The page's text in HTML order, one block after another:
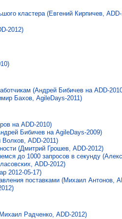
кластера (Евгений Кирпичев,
2012)
(Андрей Бибичев на ADD-
Бахов, AgileDays-2011)
на ADD-2010)
Бибичев на AgileDays-2009)
ADD-2011)
(Дмитрий Грошев, ADD-2012)
до 1000 запросов в секунду
ADD-2012)
2012-05-17)
поставками (Михаил Антонов,
Радченко, ADD-2012)